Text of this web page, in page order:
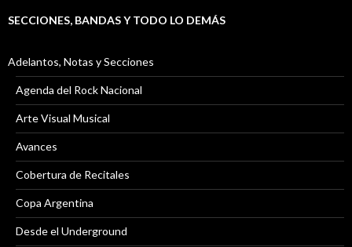
SECCIONES, BANDAS Y TODO LO DEMÁS
Adelantos, Notas y Secciones
Agenda del Rock Nacional
Arte Visual Musical
Avances
Cobertura de Recitales
Copa Argentina
Desde el Underground